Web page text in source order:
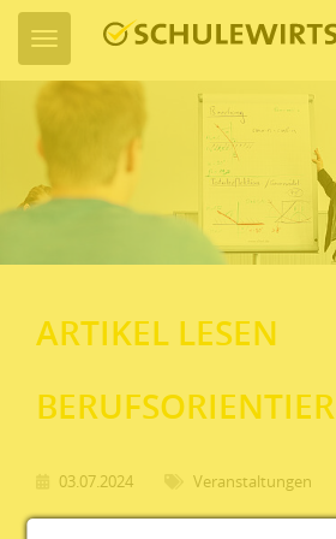
ARTIKEL LESEN
03.07.2024 Veranstaltungen